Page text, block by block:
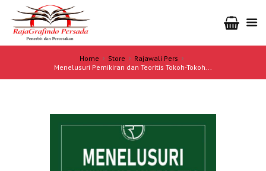
Home Store
Rajawali Pers
Menelusuri Pemikiran dan Teoritis Tokoh-Tokoh...